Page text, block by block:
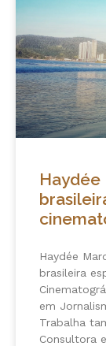
Haydée
Haydée
brasileira
em
Trabalha
Consultora